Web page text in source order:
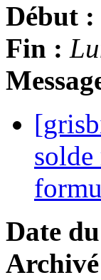
Début :
Fin :
Date